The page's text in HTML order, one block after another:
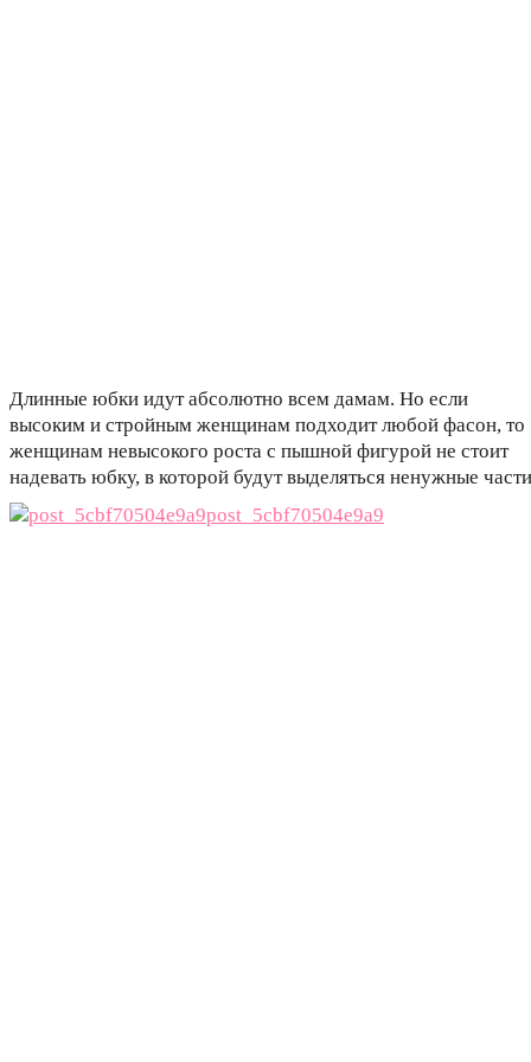
Длинные юбки идут абсолютно всем дамам. Но если
высоким и стройным женщинам подходит любой фасон, то
женщинам невысокого роста с пышной фигурой не стоит
надевать юбку, в которой будут выделяться ненужные
post_5cbf70504e9a9